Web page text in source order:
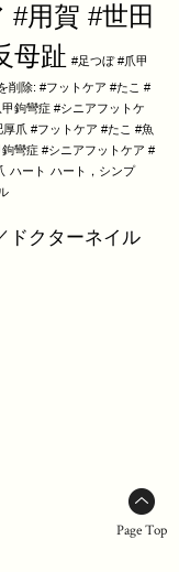
用賀 #世田
母趾 #足つぼ #爪甲
削除: #フットケア #たこ #
鉤彎症 #シニアフットケ
爪 #フットケア #たこ #魚
彎症 #シニアフットケア #
ハート ハート，シンプ
ドクターネイル
Page Top